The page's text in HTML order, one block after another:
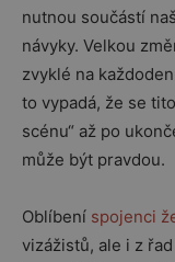
nutnou součástí
návyky. Velkou
zvyklé na
to vypadá, že se
scénu“ až po
může být pravdou.
Oblíbení spojenci
vizážistů, ale i z